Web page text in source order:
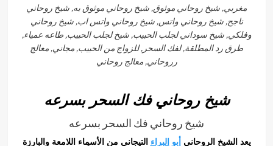
مغربي, شيخ روحاني موثوق, شيخ روحاني موثوق به, شيخ روحاني
ناجح, شيخ روحاني واتس, شيخ روحاني واتس اب, شيخ روحاني
وفلكي, شيخ سوداني لجلب الحبيب, شيخ لجلب الحبيب, طاعه عمياء,
طرق رد المطلقة, لفك السحر, للزواج من الحبيب, مجاني, معالج
رروحاني, معالج روحاني
شيخ روحاني فك السحر بسرعه
شيخ روحاني فك السحر بسرعه
يعد الشيخ الروحاني أبو البراء التيجاني من الأسماء اللامعة والبارزة